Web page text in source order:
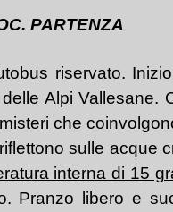
PARTENZA
riservato.
Alpi Vallesane.
che
sulle acque
interna di 15
Pranzo libero e